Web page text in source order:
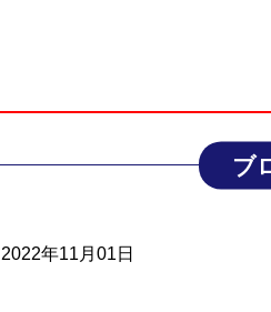
ブ
2022年11月01日